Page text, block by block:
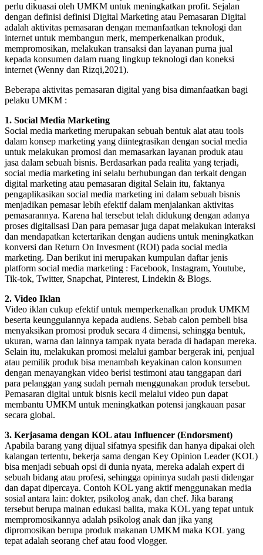
perlu dikuasai oleh UMKM untuk meningkatkan profit. Sejalan
dengan definisi definisi Digital Marketing atau Pemasaran Digital
adalah aktivitas pemasaran dengan memanfaatkan teknologi dan
internet untuk membangun merk, memperkenalkan produk,
mempromosikan, melakukan transaksi dan layanan purna jual
kepada konsumen dalam ruang lingkup teknologi dan koneksi
internet (Wenny dan Rizqi,2021).
Beberapa aktivitas pemasaran digital yang bisa dimanfaatkan bagi
pelaku UMKM :
1. Social Media Marketing
Social media marketing merupakan sebuah bentuk alat atau tools
dalam konsep marketing yang diintegrasikan dengan social media
untuk melakukan promosi dan memasarkan layanan produk atau
jasa dalam sebuah bisnis. Berdasarkan pada realita yang terjadi,
social media marketing ini selalu berhubungan dan terkait dengan
digital marketing atau pemasaran digital Selain itu, faktanya
pengaplikasikan social media marketing ini dalam sebuah bisnis
menjadikan pemasar lebih efektif dalam menjalankan aktivitas
pemasarannya. Karena hal tersebut telah didukung dengan adanya
proses digitalisasi Dan para pemasar juga dapat melakukan interaksi
dan mendapatkan ketertarikan dengan audiens untuk meningkatkan
konversi dan Return On Invesment (ROI) pada social media
marketing. Dan berikut ini merupakan kumpulan daftar jenis
platform social media marketing : Facebook, Instagram, Youtube,
Tik-tok, Twitter, Snapchat, Pinterest, Lindekin & Blogs.
2. Video Iklan
Video iklan cukup efektif untuk memperkenalkan produk UMKM
beserta keunggulannya kepada audiens. Sebab calon pembeli bisa
menyaksikan promosi produk secara 4 dimensi, sehingga bentuk,
ukuran, warna dan lainnya tampak nyata berada di hadapan mereka.
Selain itu, melakukan promosi melalui gambar bergerak ini, penjual
atau pemilik produk bisa menambah keyakinan calon konsumen
dengan menayangkan video berisi testimoni atau tanggapan dari
para pelanggan yang sudah pernah menggunakan produk tersebut.
Pemasaran digital untuk bisnis kecil melalui video pun dapat
membantu UMKM untuk meningkatkan potensi jangkauan pasar
secara global.
3. Kerjasama dengan KOL atau Influencer (Endorsment)
Apabila barang yang dijual sifatnya spesifik dan hanya dipakai oleh
kalangan tertentu, bekerja sama dengan Key Opinion Leader (KOL)
bisa menjadi sebuah opsi di dunia nyata, mereka adalah expert di
sebuah bidang atau profesi, sehingga opininya sudah pasti didengar
dan dapat dipercaya. Contoh KOL yang aktif menggunakan media
sosial antara lain: dokter, psikolog anak, dan chef. Jika barang
tersebut berupa mainan edukasi balita, maka KOL yang tepat untuk
mempromosikannya adalah psikolog anak dan jika yang
dipromosikan berupa produk makanan UMKM maka KOL yang
tepat adalah seorang chef atau food vlogger.